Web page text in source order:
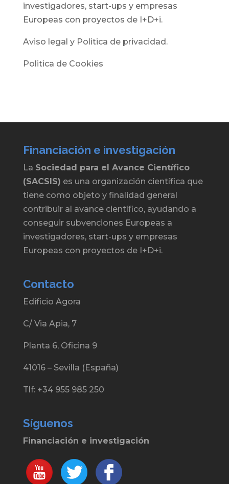
investigadores, start-ups y empresas
Europeas con proyectos de I+D+i.
Aviso legal y Politica de privacidad.
Politica de Cookies
Financiación e investigación
La Sociedad para el Avance Científico
(SACSIS) es una organización científica que
tiene como objeto y finalidad general
contribuir al avance científico, ayudando a
conseguir subvenciones Europeas a
investigadores, start-ups y empresas
Europeas con proyectos de I+D+i.
Contacto
Edificio Agora
C/ Via Apia, 7
Planta 6, Oficina 9
41016 – Sevilla (España)
Tlf: +34 955 985 250
Síguenos
Financiación e investigación